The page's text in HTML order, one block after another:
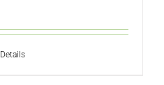
Details